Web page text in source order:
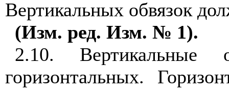
Вертикальных обвязок
(Изм. ред. Изм. № 1).
2.10. Вертикальные
горизонтальных.